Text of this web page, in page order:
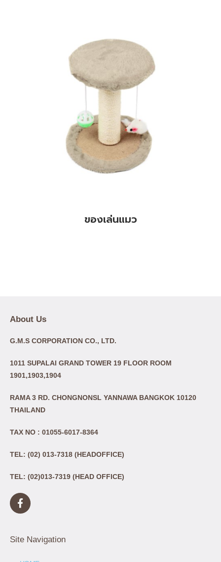
ของเล่นแมว
About Us
G.M.S CORPORATION CO., LTD.
1011 SUPALAI GRAND TOWER 19 FLOOR ROOM
1901,1903,1904
RAMA 3 RD. CHONGNONSL YANNAWA BANGKOK 10120
THAILAND
TAX NO : 01055-6017-8364
TEL: (02) 013-7318 (HEADOFFICE)
TEL: (02)013-7319 (HEAD OFFICE)
Site Navigation